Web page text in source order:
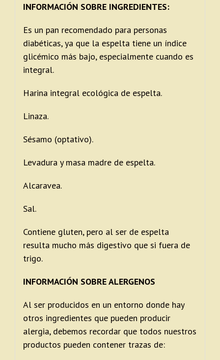
INFORMACIÓN SOBRE INGREDIENTES:
Es un pan recomendado para personas
diabéticas, ya que la espelta tiene un índice
glicémico más bajo, especialmente cuando es
integral.
Harina integral ecológica de espelta.
Linaza.
Sésamo (optativo).
Levadura y masa madre de espelta.
Alcaravea.
Sal.
Contiene gluten, pero al ser de espelta
resulta mucho más digestivo que si fuera de
trigo.
INFORMACIÓN SOBRE ALERGENOS
Al ser producidos en un entorno donde hay
otros ingredientes que pueden producir
alergia, debemos recordar que todos nuestros
productos pueden contener trazas de: